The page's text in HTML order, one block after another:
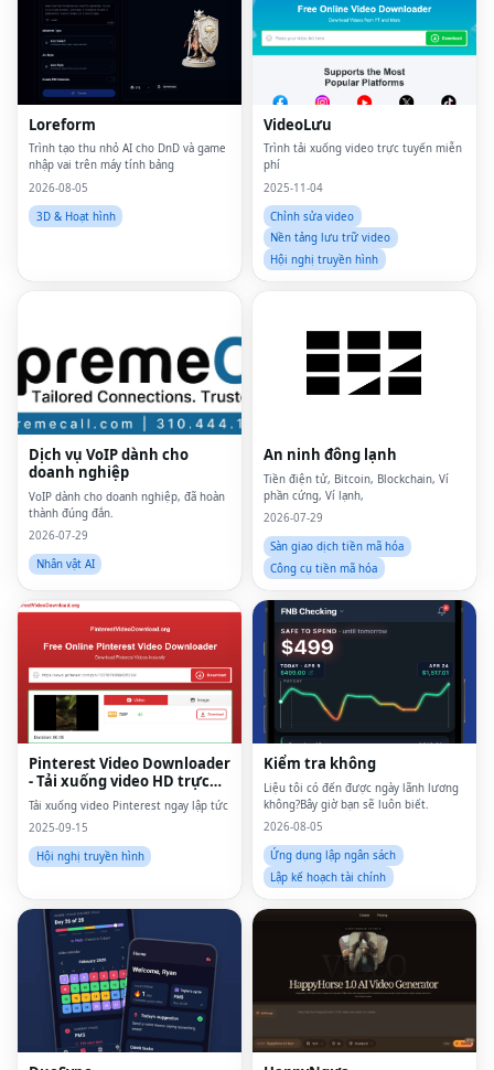
Loreform
Trình tạo thu nhỏ AI cho DnD và game
nhập vai trên máy tính bảng
2026-08-05
3D & Hoạt hình
VideoLưu
Trình tải xuống video trực tuyến miễn
phí
2025-11-04
Chỉnh sửa video
Nền tảng lưu trữ video
Hội nghị truyền hình
Dịch vụ VoIP dành cho
doanh nghiệp
VoIP dành cho doanh nghiệp, đã hoàn
thành đúng đắn.
2026-07-29
Nhân vật AI
An ninh đông lạnh
Tiền điện tử, Bitcoin, Blockchain, Ví
phần cứng, Ví lạnh,
2026-07-29
Sàn giao dịch tiền mã hóa
Công cụ tiền mã hóa
Pinterest Video Downloader
- Tải xuống video HD trực
tuyến
Tải xuống video Pinterest ngay lập tức
2025-09-15
Hội nghị truyền hình
Kiểm tra không
Liệu tôi có đến được ngày lãnh lương
không?Bây giờ bạn sẽ luôn biết.
2026-08-05
Ứng dụng lập ngân sách
Lập kế hoạch tài chính